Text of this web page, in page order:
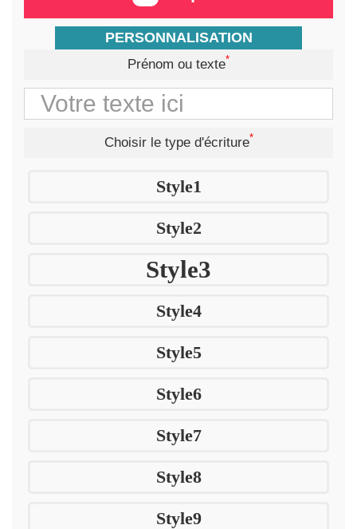
PERSONNALISATION
Prénom ou texte*
Choisir le type d'écriture*
Style1
Style2
Style3
Style4
Style5
Style6
Style7
Style8
Style9